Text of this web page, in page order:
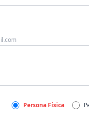
Persona Física